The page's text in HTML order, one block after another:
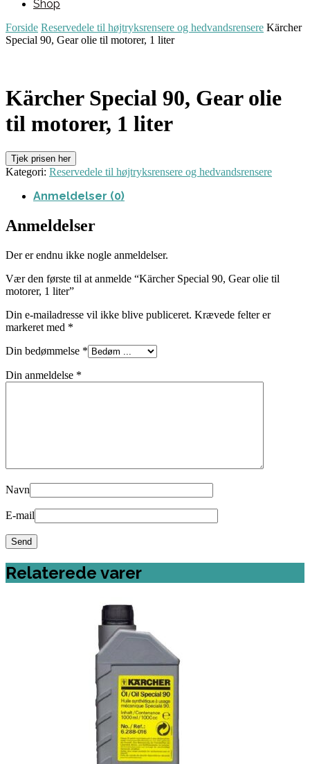
Shop
Forside Reservedele til højtryksrensere og hedvandsrensere Kärcher
Special 90, Gear olie til motorer, 1 liter
Kärcher Special 90, Gear olie
til motorer, 1 liter
Tjek prisen her
Kategori: Reservedele til højtryksrensere og hedvandsrensere
Anmeldelser (0)
Anmeldelser
Der er endnu ikke nogle anmeldelser.
Vær den første til at anmelde “Kärcher Special 90, Gear olie til
motorer, 1 liter”
Din e-mailadresse vil ikke blive publiceret. Krævede felter er
markeret med *
Din bedømmelse *
Din anmeldelse *
Navn
E-mail
Relaterede varer